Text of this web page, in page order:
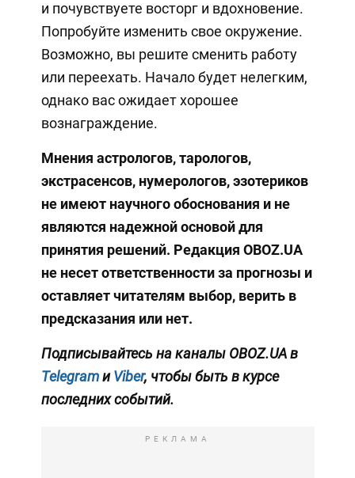
и почувствуете восторг и вдохновение.
Попробуйте изменить свое окружение.
Возможно, вы решите сменить работу
или переехать. Начало будет нелегким,
однако вас ожидает хорошее
вознаграждение.
Мнения астрологов, тарологов,
экстрасенсов, нумерологов, эзотериков
не имеют научного обоснования и не
являются надежной основой для
принятия решений. Редакция OBOZ.UA
не несет ответственности за прогнозы и
оставляет читателям выбор, верить в
предсказания или нет.
Подписывайтесь на каналы OBOZ.UA в
TelegramиViber, чтобы быть в курсе
последних событий.
РЕКЛАМА